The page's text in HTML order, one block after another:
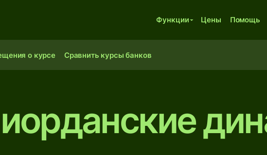
Функции Цены Помощь
о курсе Сравнить курсы банков